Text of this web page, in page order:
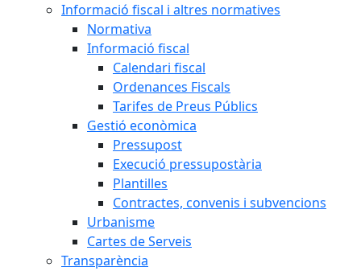
Informació fiscal i altres normatives
Normativa
Informació fiscal
Calendari fiscal
Ordenances Fiscals
Tarifes de Preus Públics
Gestió econòmica
Pressupost
Execució pressupostària
Plantilles
Contractes, convenis i subvencions
Urbanisme
Cartes de Serveis
Transparència